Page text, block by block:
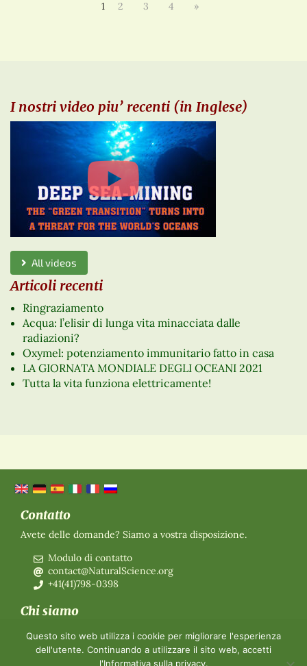
1 2 3 4 »
I nostri video piu’ recenti (in Inglese)
All videos
Articoli recenti
Ringraziamento
Acqua: l’elisir di lunga vita minacciata dalle
radiazioni?
Oxymel: potenziamento immunitario fatto in casa
LA GIORNATA MONDIALE DEGLI OCEANI 2021
Tutta la vita funziona elettricamente!
Contatto
Avete delle domande? Siamo a vostra disposizione.
Modulo di contatto
contact@NaturalScience.org
+41(41)798-0398
Chi siamo
Organizzazione
Adesione
Chi siamo
Questo sito web utilizza i cookie per migliorare l'esperienza
dell'utente. Continuando a utilizzare il sito web, accetti
l'Informativa sulla privacy.